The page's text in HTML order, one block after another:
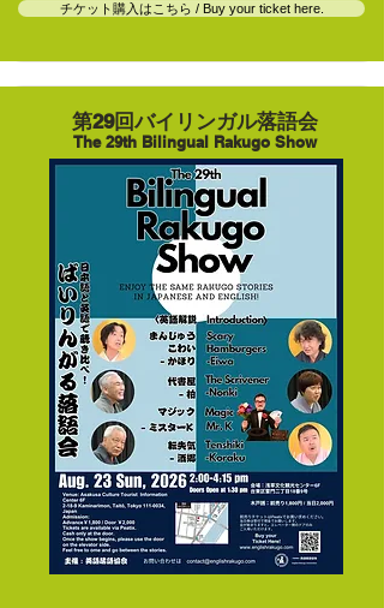
チケット購入はこちら / Buy your ticket here.
The 29th Bilingual Rakugo Show
第29回バイリンガル落語会